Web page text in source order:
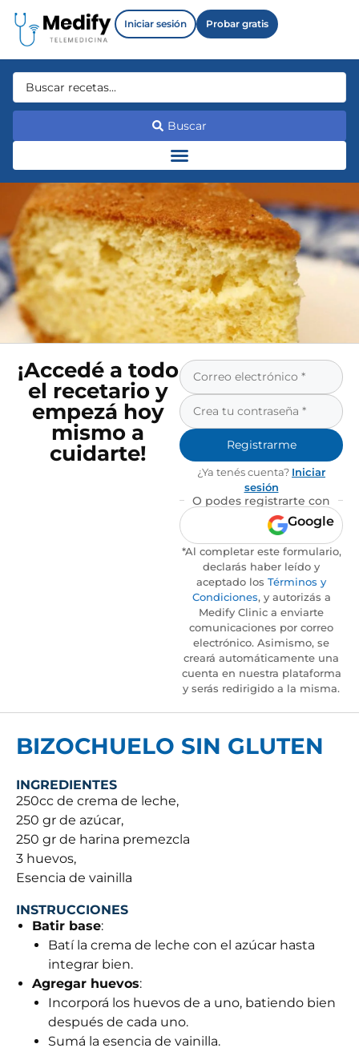
Iniciar sesión Probar gratis
Buscar
¡Accedé a todo
el recetario y
empezá hoy
mismo a
cuidarte!
Registrarme
¿Ya tenés cuenta? Iniciar
sesión
O podes registrarte con
Google
*Al completar este formulario,
declarás haber leído y
aceptado los Términos y
Condiciones, y autorizás a
Medify Clinic a enviarte
comunicaciones por correo
electrónico. Asimismo, se
creará automáticamente una
cuenta en nuestra plataforma
y serás redirigido a la misma.
BIZOCHUELO SIN GLUTEN
INGREDIENTES
250cc de crema de leche,
250 gr de azúcar,
250 gr de harina premezcla
3 huevos,
Esencia de vainilla
INSTRUCCIONES
Batir base:
Batí la crema de leche con el azúcar hasta
integrar bien.
Agregar huevos:
Incorporá los huevos de a uno, batiendo bien
después de cada uno.
Sumá la esencia de vainilla.